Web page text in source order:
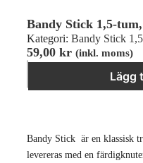
Bandy Stick 1,5-
59,00 kr (inkl. moms)
Bandy Stick 1,5-tum,
Lägg
Kategori: Bandy Stick
Bandy Stick är en klassisk
levereras med en